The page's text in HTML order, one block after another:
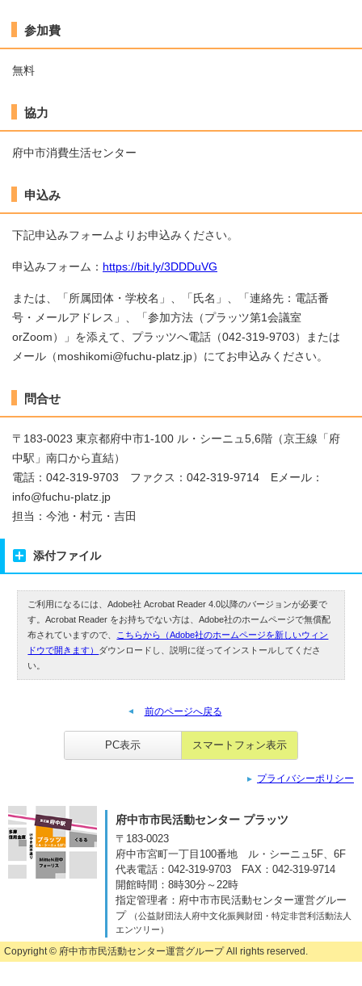
参加費
無料
協力
府中市消費生活センター
申込み
下記申込みフォームよりお申込みください。
申込みフォーム： https://bit.ly/3DDDuVG
または、「所属団体・学校名」、「氏名」、「連絡先：電話番
号・メールアドレス」、「参加方法（プラッツ第1会議室
orZoom）」を添えて、プラッツへ電話（042-319-9703）または
メール（moshikomi@fuchu-platz.jp）にてお申込みください。
問合せ
〒183-0023 東京都府中市1-100 ル・シーニュ5,6階（京王線「府
中駅」南口から直結）
電話：042-319-9703 ファクス：042-319-9714 Eメール：
info@fuchu-platz.jp
担当：今池・村元・吉田
添付ファイル
ご利用になるには、Adobe社 Acrobat Reader 4.0以降のバージョンが必要で
す。Acrobat Reader をお持ちでない方は、Adobe社のホームページで無償配
布されていますので、 こちらから（Adobe社のホームページを新しいウィン
ドウで開きます） ダウンロードし、説明に従ってインストールしてくださ
い。
前のページへ戻る
PC表示 スマートフォン表示
プライバシーポリシー
府中市市民活動センター プラッツ
〒183-0023
府中市宮町一丁目100番地 ル・シーニュ5F、6F
代表電話：042-319-9703
FAX：042-319-9714
開館時間：8時30分～22時
指定管理者：府中市市民活動センター運営グルー
プ
（公益財団法人府中文化振興財団・特定非営利活動法人
エンツリー）
Copyright © 府中市市民活動センター運営グループ All rights reserved.